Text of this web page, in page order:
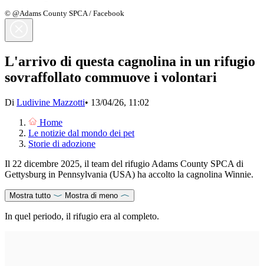
© @Adams County SPCA / Facebook
L'arrivo di questa cagnolina in un rifugio
sovraffollato commuove i volontari
Di Ludivine Mazzotti• 13/04/26, 11:02
Home
Le notizie dal mondo dei pet
Storie di adozione
Il 22 dicembre 2025, il team del rifugio Adams County SPCA di
Gettysburg in Pennsylvania (USA) ha accolto la cagnolina Winnie.
Mostra tutto Mostra di meno
In quel periodo, il rifugio era al completo.